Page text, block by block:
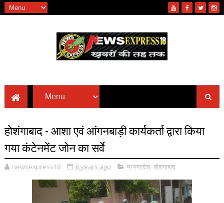
होशंगाबाद - आशा एवं आंगनबाड़ी कार्यकर्ता द्वारा किया
गया कंटेनमेंट जोन का सर्वे
newsexpress18 6 years ago मध्यप्रदेश, होशंगाबाद